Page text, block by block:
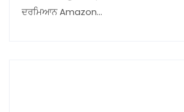
ਦਰਮਿਆਨ Amazon…